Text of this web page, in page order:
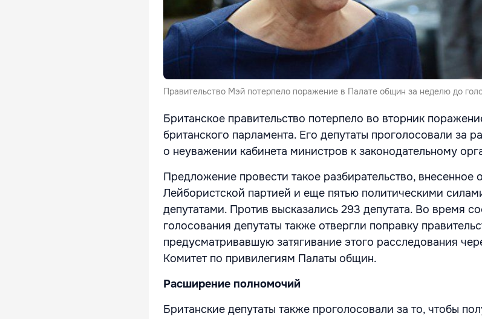
Правительство Мэй потерпело поражение в Палате общин за неделю до
Британское правительство потерпело во вторник
британского парламента. Его депутаты проголосовали за
о неуважении кабинета министров к законодательному
Предложение провести такое разбирательство, внесенное
Лейбористской партией и еще пятью политическими
депутатами. Против высказались 293 депутата. Во время
голосования депутаты также отвергли поправку
предусматривавшую затягивание этого расследования
Комитет по привилегиям Палаты общин.
Расширение полномочий
Британские депутаты также проголосовали за то, чтобы